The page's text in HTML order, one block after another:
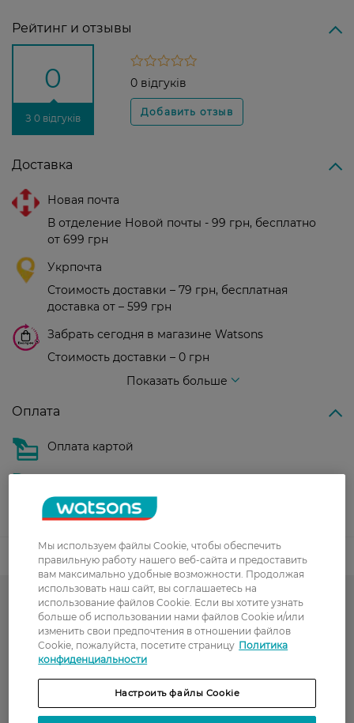
Рейтинг и отзывы
0
З 0 відгуків
0 відгуків
Доставка
Новая почта
В отделение Новой почты - 99 грн, бесплатно
от 699 грн
Укрпочта
Стоимость доставки – 79 грн, бесплатная
доставка от – 599 грн
Забрать сегодня в магазине Watsons
Стоимость доставки – 0 грн
Показать больше
Оплата
Оплата картой
Показать больше
Код товара
Колготки женские
до -50% на обраний асортимент товарів ТМ Women`s code,
Art G, Intuicia, Siela
РАСПРОДАЖА
INTUICIA
Мы используем файлы Cookie, чтобы обеспечить
правильную работу нашего веб-сайта и предоставить
вам максимально удобные возможности. Продолжая
использовать наш сайт, вы соглашаетесь на
использование файлов Cookie. Если вы хотите узнать
больше об использовании нами файлов Cookie и/или
изменить свои предпочтения в отношении файлов
Cookie, пожалуйста, посетите страницу Политика
конфиденциальности
Настроить файлы Cookie